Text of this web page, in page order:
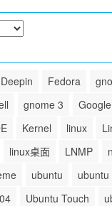
Deepin Fedora
gnome 3 Google
Kernel linux
linux桌面 LNMP
ubuntu
Ubuntu Touch